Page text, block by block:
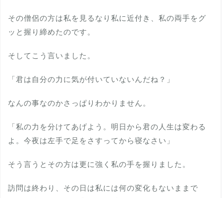
その僧侶の方は私を見るなり私に近付き、私の両手をグ
ッと握り締めたのです。
そしてこう言いました。
「君は自分の力に気が付いていないんだね？」
なんの事なのかさっぱりわかりません。
「私の力を分けてあげよう。明日から君の人生は変わる
よ。今夜は左手で足をさすってから寝なさい」
そう言うとその方は更に強く私の手を握りました。
訪問は終わり、その日は私には何の変化もないままで